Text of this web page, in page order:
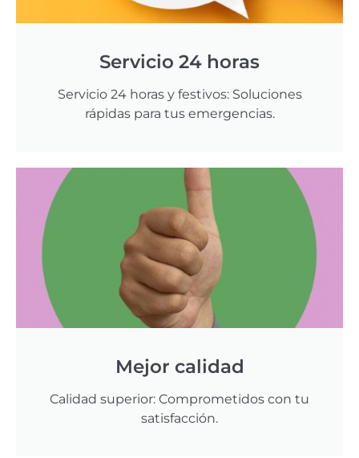
Servicio 24 horas
Servicio 24 horas y festivos: Soluciones
rápidas para tus emergencias.
Mejor calidad
Calidad superior: Comprometidos con tu
satisfacción.